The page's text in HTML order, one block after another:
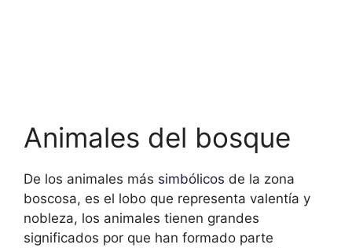
Animales del bosque
De los animales más simbólicos de la zona
boscosa, es el lobo que representa valentía y
nobleza, los animales tienen grandes
significados por que han formado parte